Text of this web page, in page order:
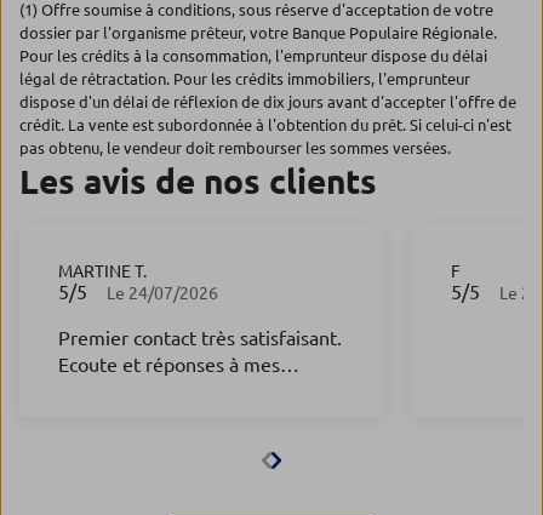
(1) Offre soumise à conditions, sous réserve d'acceptation de votre
dossier par l'organisme prêteur, votre Banque Populaire Régionale.
Pour les crédits à la consommation, l'emprunteur dispose du délai
légal de rétractation. Pour les crédits immobiliers, l'emprunteur
dispose d'un délai de réflexion de dix jours avant d'accepter l'offre de
crédit. La vente est subordonnée à l'obtention du prêt. Si celui-ci n'est
pas obtenu, le vendeur doit rembourser les sommes versées.
Les avis de nos clients
5/5 Note de 5 sur 5
Le 24/07/2026
Premier contact très satisfaisant.
Ecoute et réponses à mes
MARTINE T.
5/5 Note de 5
Le
F